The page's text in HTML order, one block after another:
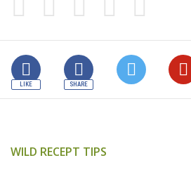
WILD RECEPT TIPS